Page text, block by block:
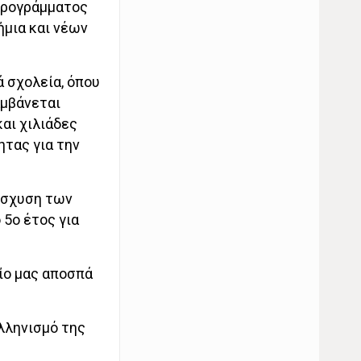
και νέων
σχολεία, όπου
χιλιάδες
για την
των
έτος για
μας αποσπά
της